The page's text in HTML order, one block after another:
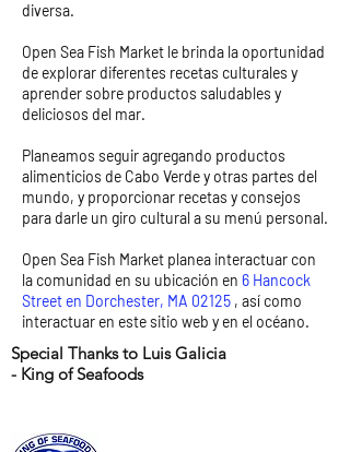
diversa.
Open Sea Fish Market le brinda la oportunidad
de explorar diferentes recetas culturales y
aprender sobre productos saludables y
deliciosos del mar.
Planeamos seguir agregando productos
alimenticios de Cabo Verde y otras partes del
mundo, y proporcionar recetas y consejos
para darle un giro cultural a su menú personal.
Open Sea Fish Market planea interactuar con
la comunidad en su ubicación en 6 Hancock
Street en Dorchester, MA 02125 , así como
interactuar en este sitio web y en el océano.
Special Thanks to Luis Galicia
- King of Seafoods